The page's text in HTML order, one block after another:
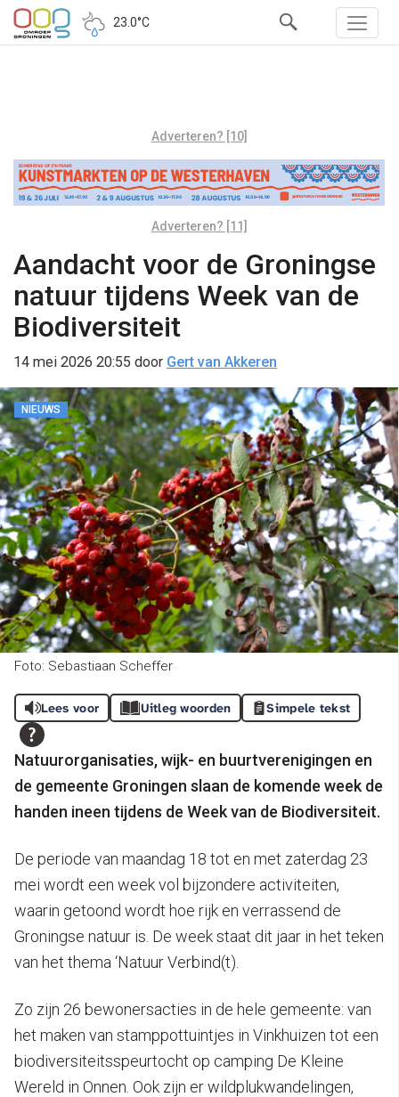
23.0°C
Adverteren? [10]
Adverteren? [11]
Aandacht voor de Groningse
natuur tijdens Week van de
Biodiversiteit
14 mei 2026 20:55 door Gert van Akkeren
NIEUWS
Foto: Sebastiaan Scheffer
Lees voor Uitleg woorden Simpele tekst
Natuurorganisaties, wijk- en buurtverenigingen en
de gemeente Groningen slaan de komende week de
handen ineen tijdens de Week van de Biodiversiteit.
De periode van maandag 18 tot en met zaterdag 23
mei wordt een week vol bijzondere activiteiten,
waarin getoond wordt hoe rijk en verrassend de
Groningse natuur is. De week staat dit jaar in het teken
van het thema ‘Natuur Verbind(t).
Zo zijn 26 bewonersacties in de hele gemeente: van
het maken van stamppottuintjes in Vinkhuizen tot een
biodiversiteitsspeurtocht op camping De Kleine
Wereld in Onnen. Ook zijn er wildplukwandelingen,